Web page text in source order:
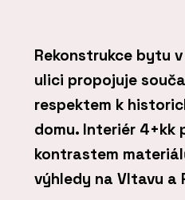
Rekonstrukce bytu
ulici propojuje
respektem k
domu. Interiér 4+kk
kontrastem
výhledy na Vltavu a